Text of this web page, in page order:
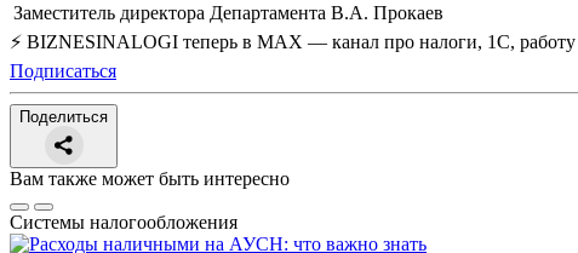
Заместитель директора Департамента В.А. Прокаев
⚡ BIZNESINALOGI теперь в MAX — канал про налоги, 1С,
Подписаться
Поделиться
Вам также может быть интересно
Системы налогообложения